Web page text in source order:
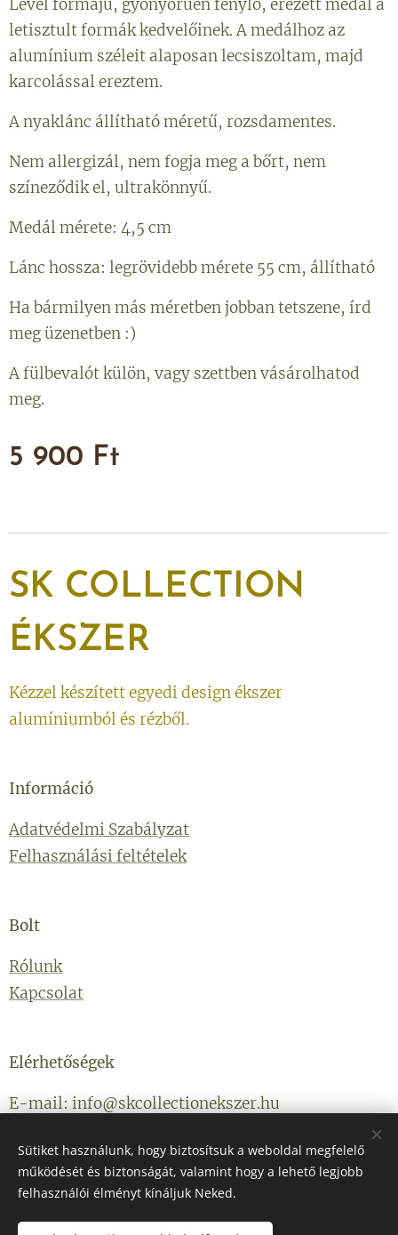
Levél formájú, gyönyörűen fénylő, erezett medál a
letisztult formák kedvelőinek. A medálhoz az
alumínium széleit alaposan lecsiszoltam, majd
karcolással ereztem.
A nyaklánc állítható méretű, rozsdamentes.
Nem allergizál, nem fogja meg a bőrt, nem
színeződik el, ultrakönnyű.
Medál mérete: 4,5 cm
Lánc hossza: legrövidebb mérete 55 cm, állítható
Ha bármilyen más méretben jobban tetszene, írd
meg üzenetben :)
A fülbevalót külön, vagy szettben vásárolhatod
meg.
5 900 Ft
SK COLLECTION
ÉKSZER
Kézzel készített egyedi design ékszer
alumíniumból és rézből.
Információ
Adatvédelmi Szabályzat
Felhasználási feltételek
Bolt
Rólunk
Kapcsolat
Elérhetőségek
E-mail: info@skcollectionekszer.hu
Sütiket használunk, hogy biztosítsuk a weboldal megfelelő
működését és biztonságát, valamint hogy a lehető legjobb
felhasználói élményt kínáljuk Neked.